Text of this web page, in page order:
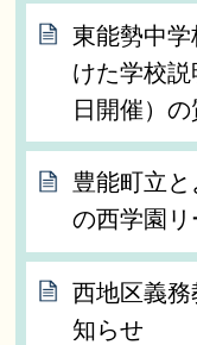
東能勢中
けた学校
日開催）
豊能町立
の西学園リ
西地区義
知らせ